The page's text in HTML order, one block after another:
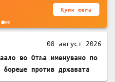
Купи сега
08 август 2026
во Отља именувано по
против државата